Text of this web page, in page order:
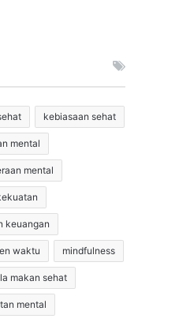
kebiasaan sehat
mental
mental
keuangan
waktu mindfulness
makan sehat
mental